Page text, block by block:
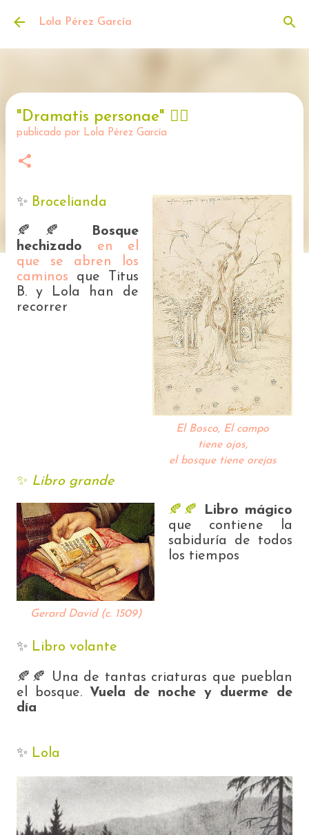
Ir al contenido principal
Lola Pérez García
"Dramatis personae" 🧙‍♂️
publicado por Lola Pérez García
El Bosco, El campo
tiene ojos,
el bosque tiene orejas
✨️ Brocelianda
🍂🍂 Bosque
hechizado en el
que se abren los
caminos que Titus
B. y Lola han de
recorrer
✨️ Libro grande
Gerard David (c. 1509)
🍂🍂 Libro mágico
que contiene la
sabiduría de todos
los tiempos
✨️ Libro volante
🍂🍂 Una de tantas criaturas que pueblan
el bosque. Vuela de noche y duerme de
día
✨️ Lola